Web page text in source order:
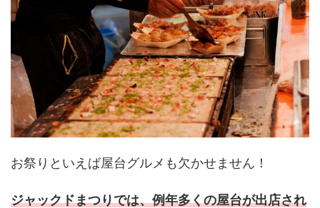
お祭りといえば屋台グルメも欠かせません！
ジャックドまつりでは、例年多くの屋台が出店され